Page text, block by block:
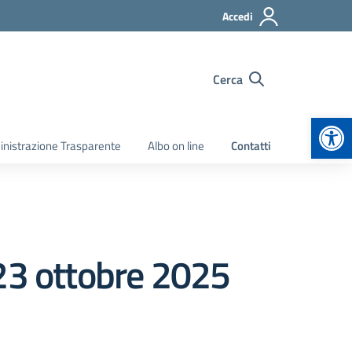
Accedi
Cerca
Trasparente Albo on line Contatti
ottobre 2025